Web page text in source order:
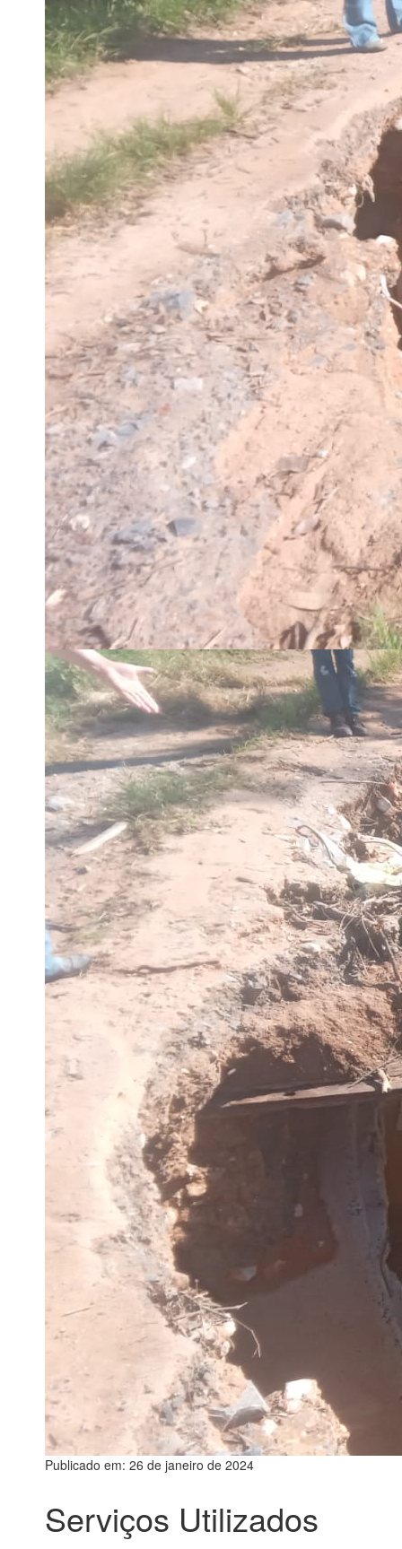
Publicado em: 26 de janeiro de 2024
Serviços Utilizados